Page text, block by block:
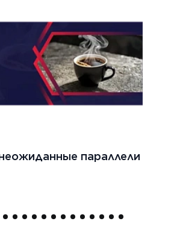
параллели